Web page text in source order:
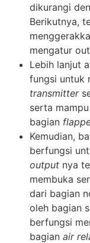
dikurangi
Berikutnya,
mengatur
Lebih lanjut
fungsi untuk
transmitter
serta
bagian
Kemudian,
berfungsi
output nya
membuka
dari bagian
oleh bagian
berfungsi
bagian air